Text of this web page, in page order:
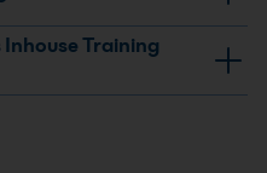
Deine erweiterten
Einsatz von Linux
aller von uns
Prüfungsvorbereitung
Teilnehmer statt,
Inhouse Training